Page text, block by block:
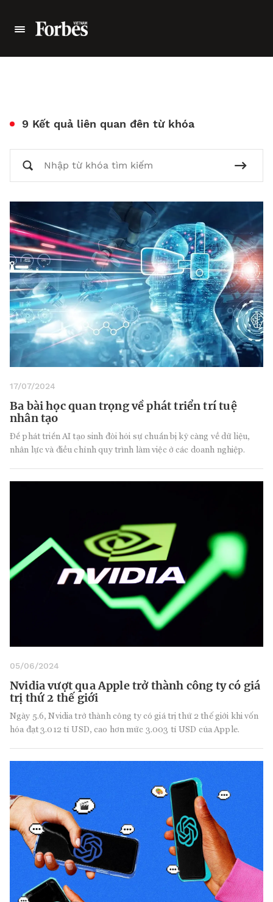
9 Kết quả liên quan đên từ khóa
17/07/2024
Ba bài học quan trọng về phát triển trí tuệ
nhân tạo
Để phát triển AI tạo sinh đòi hỏi sự chuẩn bị kỹ càng về dữ liệu,
nhân lực và điều chỉnh quy trình làm việc ở các doanh nghiệp.
05/06/2024
Nvidia vượt qua Apple trở thành công ty có giá
trị thứ 2 thế giới
Ngày 5.6, Nvidia trở thành công ty có giá trị thứ 2 thế giới khi vốn
hóa đạt 3.012 tỉ USD, cao hơn mức 3.003 tỉ USD của Apple.